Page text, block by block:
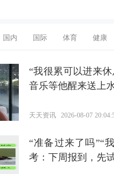
国内 国际 体育 健康
“我很累可以进来
音乐等他醒来送上
天天资讯 2026-08-07
“准备过来了吗”“
考：下周报到，先